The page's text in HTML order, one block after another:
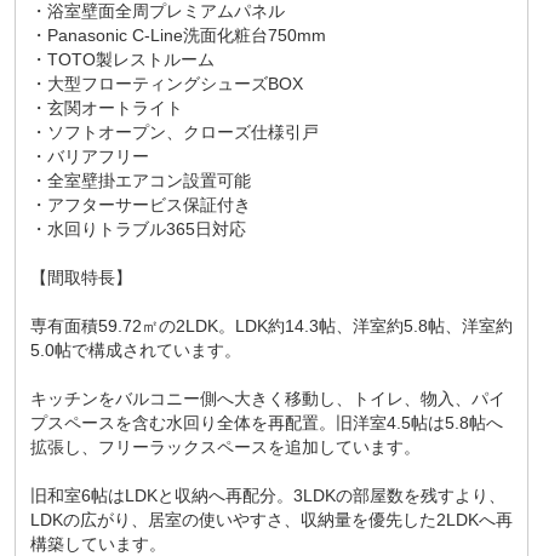
・浴室壁面全周プレミアムパネル
・Panasonic C-Line洗面化粧台750mm
・TOTO製レストルーム
・大型フローティングシューズBOX
・玄関オートライト
・ソフトオープン、クローズ仕様引戸
・バリアフリー
・全室壁掛エアコン設置可能
・アフターサービス保証付き
・水回りトラブル365日対応
【間取特長】
専有面積59.72㎡の2LDK。LDK約14.3帖、洋室約5.8帖、洋室約
5.0帖で構成されています。
キッチンをバルコニー側へ大きく移動し、トイレ、物入、パイ
プスペースを含む水回り全体を再配置。旧洋室4.5帖は5.8帖へ
拡張し、フリーラックスペースを追加しています。
旧和室6帖はLDKと収納へ再配分。3LDKの部屋数を残すより、
LDKの広がり、居室の使いやすさ、収納量を優先した2LDKへ再
構築しています。